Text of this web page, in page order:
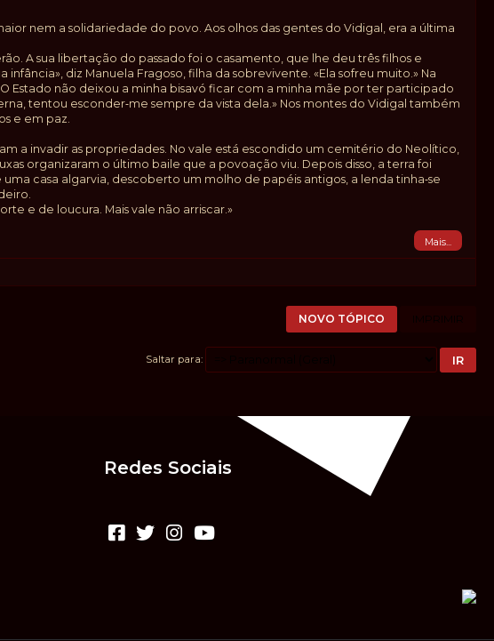
nem a solidariedade do povo. Aos olhos das gentes do Vidigal, era a última
A sua libertação do passado foi o casamento, que lhe deu três filhos e
diz Manuela Fragoso, filha da sobrevivente. «Ela sofreu muito.» Na
Estado não deixou a minha bisavó ficar com a minha mãe por ter participado
tentou esconder‑me sempre da vista dela.» Nos montes do Vidigal também
e em paz.
a invadir as propriedades. No vale está escondido um cemitério do Neolítico,
organizaram o último baile que a povoação viu. Depois disso, a terra foi
casa algarvia, descoberto um molho de papéis antigos, a lenda tinha‑se
e de loucura. Mais vale não arriscar.»
Mais...
NOVO TÓPICO IMPRIMIR
Saltar para
Redes Sociais